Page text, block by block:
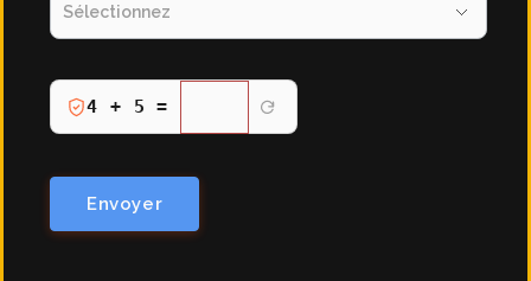
Verification
anti-
:
resultat
4 + 5 =
Envoyer